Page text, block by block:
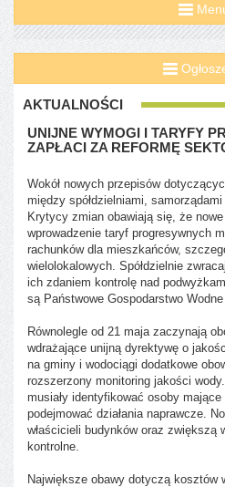
AKTUALNOŚCI
UNIJNE WYMOGI I TARYFY
ZAPŁACI ZA REFORMĘ
Wokół nowych przepisów
między spółdzielniami,
Krytycy zmian obawiają się, że
wprowadzenie taryf progresywnych
rachunków dla mieszkańców,
wielolokalowych. Spółdzielnie
ich zdaniem kontrolę nad
są Państwowe Gospodarstwo
Równolegle od 21 maja zaczynają
wdrażające unijną dyrektywę o
na gminy i wodociągi dodatkowe
rozszerzony monitoring jakości
musiały identyfikować osoby
podejmować działania naprawcze.
właścicieli budynków oraz zwiększą
kontrolne.
Największe obawy dotyczą kosztów